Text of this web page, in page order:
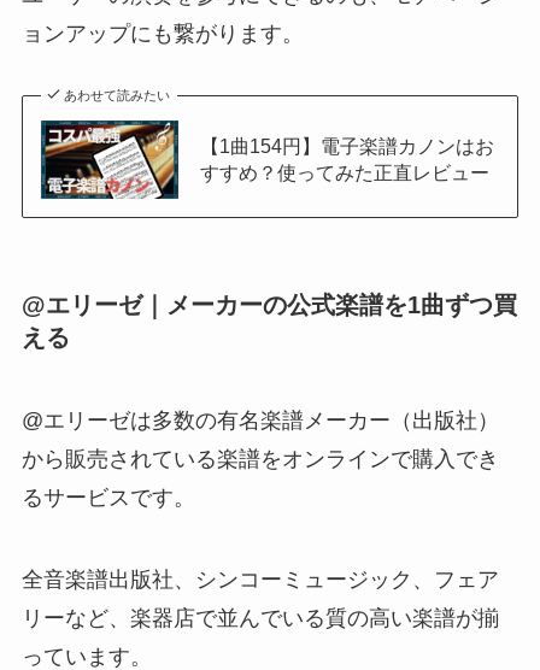
ョンアップにも繋がります。
あわせて読みたい
【1曲154円】電子楽譜カノンはお
すすめ？使ってみた正直レビュー
@エリーゼ｜メーカーの公式楽譜を1曲ずつ買
える
@エリーゼは多数の有名楽譜メーカー（出版社）
から販売されている楽譜をオンラインで購入でき
るサービスです。
全音楽譜出版社、シンコーミュージック、フェア
リーなど、楽器店で並んでいる質の高い楽譜が揃
っています。